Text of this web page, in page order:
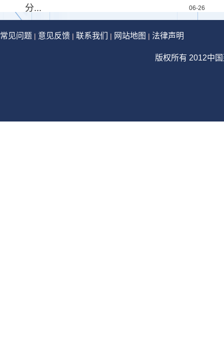
分...
06-26
常见问题 | 意见反馈 | 联系我们 | 网站地图 | 法律声明
版权所有 2012中